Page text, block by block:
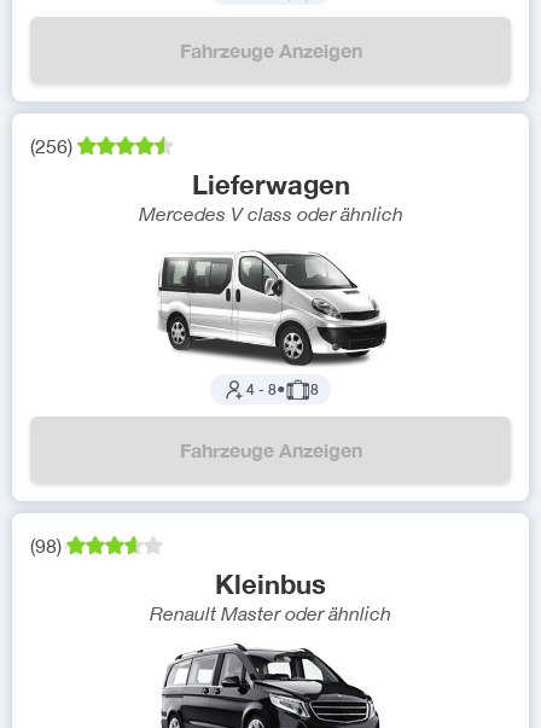
Fahrzeuge Anzeigen
(256)
Lieferwagen
Mercedes V class oder ähnlich
4 - 8● 8
Fahrzeuge Anzeigen
(98)
Kleinbus
Renault Master oder ähnlich